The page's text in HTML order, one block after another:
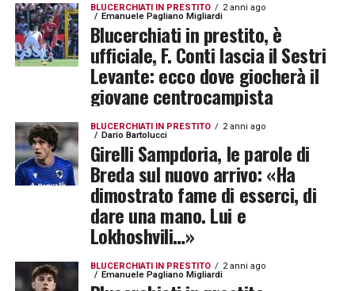
BLUCERCHIATI IN PRESTITO
2 anni ago
Emanuele Pagliano Migliardi
Blucerchiati in prestito, è
ufficiale, F. Conti lascia il Sestri
Levante: ecco dove giocherà il
giovane centrocampista
BLUCERCHIATI IN PRESTITO
2 anni ago
Dario Bartolucci
Girelli Sampdoria, le parole di
Breda sul nuovo arrivo: «Ha
dimostrato fame di esserci, di
dare una mano. Lui e
Lokhoshvili…»
BLUCERCHIATI IN PRESTITO
2 anni ago
Emanuele Pagliano Migliardi